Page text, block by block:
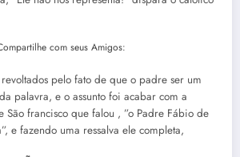
com seus Amigos:
pelo fato de que o padre ser um
palavra, e o assunto foi acabar com a
São francisco que falou , ”o Padre Fábio de
e fazendo uma ressalva ele completa,